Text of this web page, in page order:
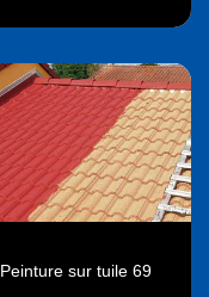
Peinture sur tuile 69